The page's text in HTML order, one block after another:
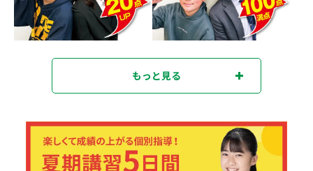
もっと見る